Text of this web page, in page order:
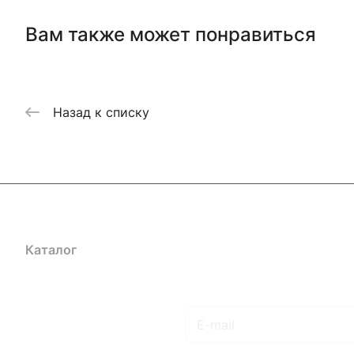
Вам также может понравиться
Назад к списку
Каталог